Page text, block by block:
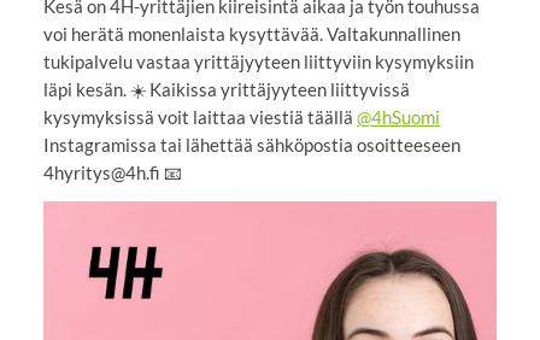
Kesä on 4H-yrittäjien kiireisintä aikaa ja työn touhussa
voi herätä monenlaista kysyttävää. Valtakunnallinen
tukipalvelu vastaa yrittäjyyteen liittyviin kysymyksiin
läpi kesän. ☀️ Kaikissa yrittäjyyteen liittyvissä
kysymyksissä voit laittaa viestiä täällä @4hSuomi
Instagramissa tai lähettää sähköpostia osoitteeseen
4hyritys@4h.fi 📧